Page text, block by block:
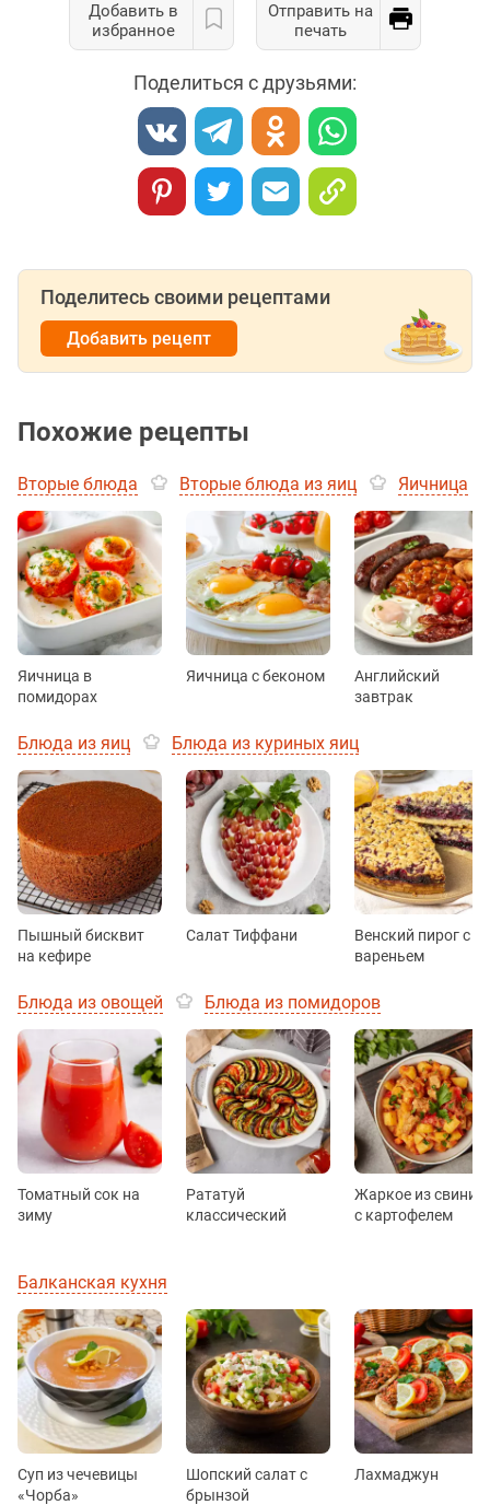
Добавить в
избранное
Отправить на
печать
Поделиться с друзьями:
Поделитесь своими рецептами
Добавить рецепт
Похожие рецепты
Вторые блюда Вторые блюда из яиц Яичница
Яичница в
помидорах
Яичница с беконом
Английский
завтрак
Блюда из яиц Блюда из куриных яиц
Пышный бисквит
на кефире
Салат Тиффани
Венский пирог с
вареньем
Блюда из овощей Блюда из помидоров
Томатный сок на
зиму
Рататуй
классический
Жаркое из
с картофелем
Балканская кухня
Суп из чечевицы
«Чорба»
Шопский салат с
брынзой
Лахмаджун